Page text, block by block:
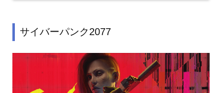
サイバーパンク2077